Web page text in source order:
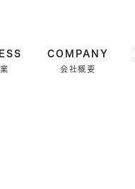
COMPANY
会社概要